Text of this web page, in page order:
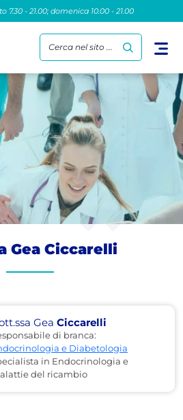
7.30 - 21.00; domenica 10.00 - 21.00
Cerca nel sito ...
Gea Ciccarelli
Gea Ciccarelli
di branca:
e Diabetologia
in Endocrinologia e
del ricambio